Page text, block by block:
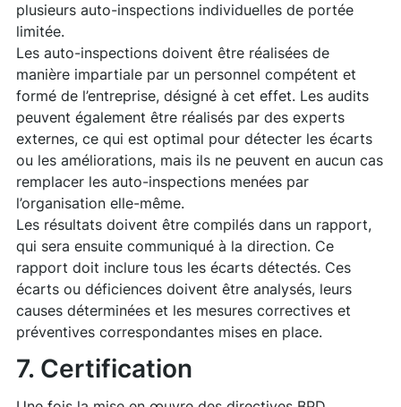
plusieurs auto-inspections individuelles de portée
limitée.
Les auto-inspections doivent être réalisées de
manière impartiale par un personnel compétent et
formé de l’entreprise, désigné à cet effet. Les audits
peuvent également être réalisés par des experts
externes, ce qui est optimal pour détecter les écarts
ou les améliorations, mais ils ne peuvent en aucun cas
remplacer les auto-inspections menées par
l’organisation elle-même.
Les résultats doivent être compilés dans un rapport,
qui sera ensuite communiqué à la direction. Ce
rapport doit inclure tous les écarts détectés. Ces
écarts ou déficiences doivent être analysés, leurs
causes déterminées et les mesures correctives et
préventives correspondantes mises en place.
7. Certification